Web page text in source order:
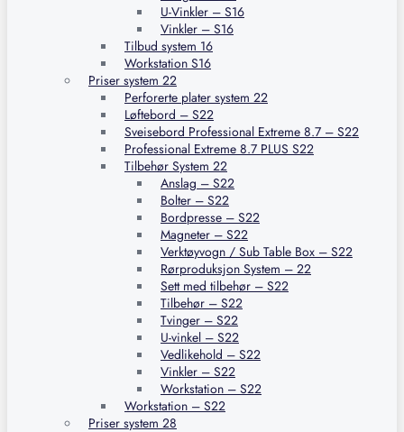
U-Vinkler – S16
Vinkler – S16
Tilbud system 16
Workstation S16
Priser system 22
Perforerte plater system 22
Løftebord – S22
Sveisebord Professional Extreme 8.7 – S22
Professional Extreme 8.7 PLUS S22
Tilbehør System 22
Anslag – S22
Bolter – S22
Bordpresse – S22
Magneter – S22
Verktøyvogn / Sub Table Box – S22
Rørproduksjon System – 22
Sett med tilbehør – S22
Tilbehør – S22
Tvinger – S22
U-vinkel – S22
Vedlikehold – S22
Vinkler – S22
Workstation – S22
Workstation – S22
Priser system 28